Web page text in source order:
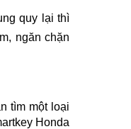
quy lại thì
ngăn chặn
tìm một loại
Honda